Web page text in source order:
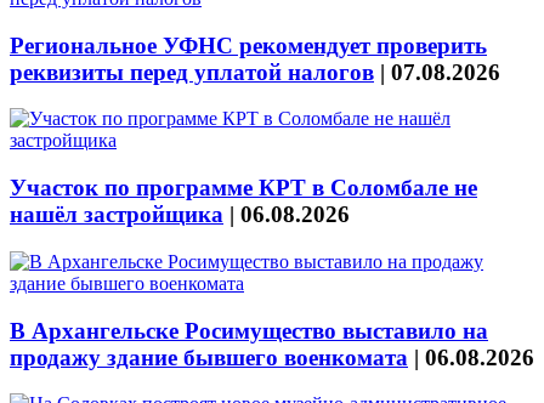
Региональное УФНС рекомендует проверить
реквизиты перед уплатой налогов | 07.08.2026
Участок по программе КРТ в Соломбале не
нашёл застройщика | 06.08.2026
В Архангельске Росимущество выставило на
продажу здание бывшего военкомата | 06.08.2026